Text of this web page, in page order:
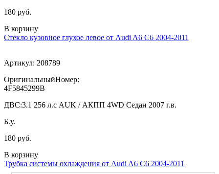
180 руб.
В корзину
Стекло кузовное глухое левое от Audi A6 C6 2004-2011
Артикул: 208789
ОригинальныйНомер:
4F5845299B
ДВС:3.1 256 л.с AUK / АКПП 4WD Седан 2007 г.в.
Б.у.
180 руб.
В корзину
Трубка системы охлаждения от Audi A6 C6 2004-2011